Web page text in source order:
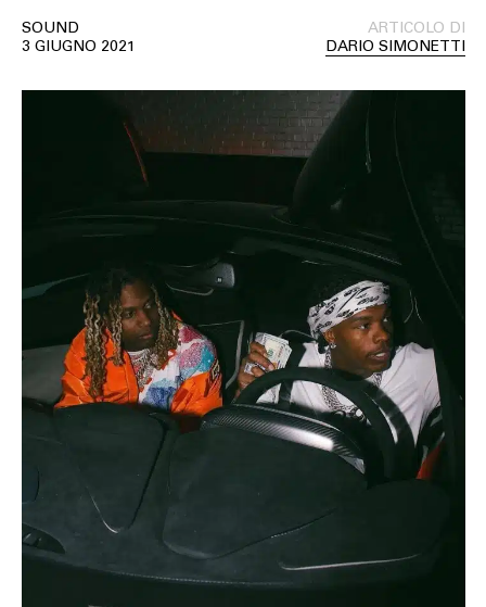
LIFESTYLE
MOTORS
SOUND
TECH
TRAVEL
SOUND
3 GIUGNO 2021
ARTICOLO DI
DARIO SIMONETTI